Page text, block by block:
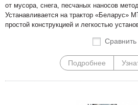
от мусора, снега, песчаных наносов
Устанавливается на трактор «Беларус»
простой конструкцией и легкостью
Сравнить
Подробнее